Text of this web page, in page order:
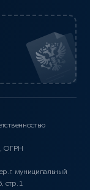
ОГРН
муниципальный
стр. 1